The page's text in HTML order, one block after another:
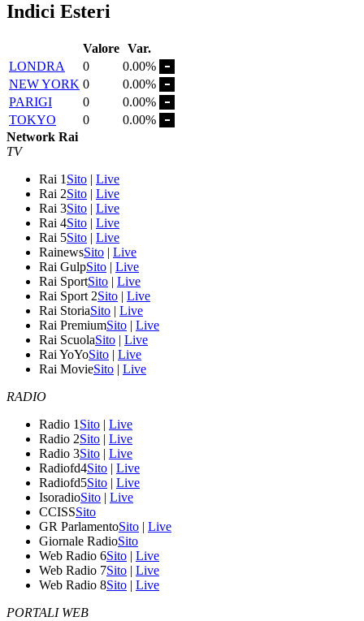
Indici Esteri
Valore Var.
LONDRA
0
0.00%
NEW YORK 0
0.00%
PARIGI
0
0.00%
TOKYO
0
0.00%
Network Rai
TV
Rai 1 Sito | Live
Rai 2Sito | Live
Rai 3Sito | Live
Rai 4Sito | Live
Rai 5Sito | Live
RainewsSito | Live
Rai GulpSito | Live
Rai SportSito | Live
Rai Sport 2Sito | Live
Rai StoriaSito | Live
Rai PremiumSito | Live
Rai ScuolaSito | Live
Rai YoYoSito | Live
Rai MovieSito | Live
RADIO
Radio 1 Sito | Live
Radio 2Sito | Live
Radio 3Sito | Live
Radiofd4Sito | Live
Radiofd5Sito | Live
IsoradioSito | Live
CCISSSito
GR ParlamentoSito | Live
Giornale RadioSito
Web Radio 6Sito | Live
Web Radio 7Sito | Live
Web Radio 8Sito | Live
PORTALI WEB